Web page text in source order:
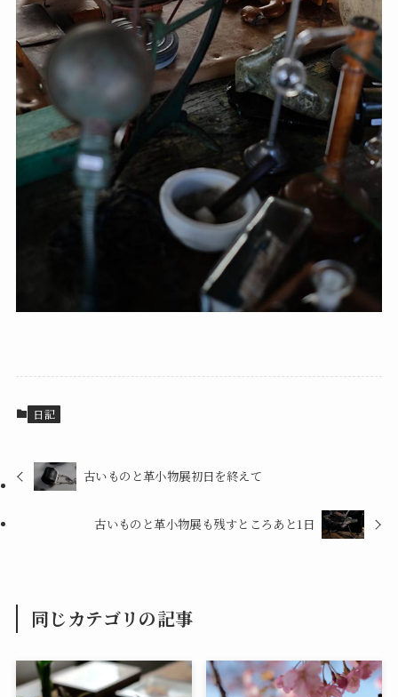
日記
古いものと革小物展初日を終えて
古いものと革小物展も残すところあと1日
同じカテゴリの記事